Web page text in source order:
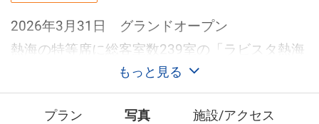
もっと見る
2026年3月31日 グランドオープン
熱海の特等席に総客室数239室の「ラビスタ熱海
プラン 写真 施設/アクセス